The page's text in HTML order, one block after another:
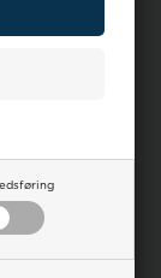
195,00